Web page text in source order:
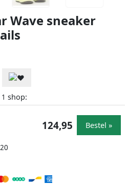
Wave sneaker
1 shop:
124,95 Bestel »